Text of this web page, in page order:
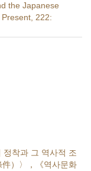
the Japanese
222:
정착과 그 역사적 조
）〉，《역사문화